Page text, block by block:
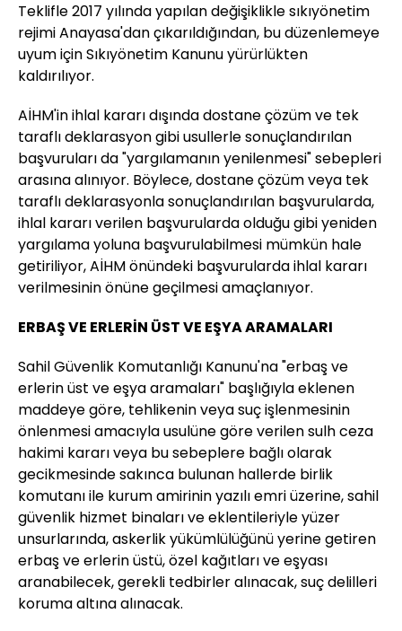
Teklifle 2017 yılında yapılan değişiklikle sıkıyönetim
rejimi Anayasa'dan çıkarıldığından, bu düzenlemeye
uyum için Sıkıyönetim Kanunu yürürlükten
kaldırılıyor.
AİHM'in ihlal kararı dışında dostane çözüm ve tek
taraflı deklarasyon gibi usullerle sonuçlandırılan
başvuruları da "yargılamanın yenilenmesi" sebepleri
arasına alınıyor. Böylece, dostane çözüm veya tek
taraflı deklarasyonla sonuçlandırılan başvurularda,
ihlal kararı verilen başvurularda olduğu gibi yeniden
yargılama yoluna başvurulabilmesi mümkün hale
getiriliyor, AİHM önündeki başvurularda ihlal kararı
verilmesinin önüne geçilmesi amaçlanıyor.
ERBAŞ VE ERLERİN ÜST VE EŞYA ARAMALARI
Sahil Güvenlik Komutanlığı Kanunu'na "erbaş ve
erlerin üst ve eşya aramaları" başlığıyla eklenen
maddeye göre, tehlikenin veya suç işlenmesinin
önlenmesi amacıyla usulüne göre verilen sulh ceza
hakimi kararı veya bu sebeplere bağlı olarak
gecikmesinde sakınca bulunan hallerde birlik
komutanı ile kurum amirinin yazılı emri üzerine, sahil
güvenlik hizmet binaları ve eklentileriyle yüzer
unsurlarında, askerlik yükümlülüğünü yerine getiren
erbaş ve erlerin üstü, özel kağıtları ve eşyası
aranabilecek, gerekli tedbirler alınacak, suç delilleri
koruma altına alınacak.